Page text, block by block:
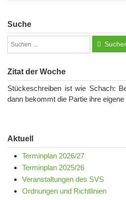
Suche
Zitat der Woche
Stückeschreiben ist wie Schach:
dann bekommt die Partie ihre eigene
Aktuell
Terminplan 2026/27
Terminplan 2025/26
Veranstaltungen des SVS
Ordnungen und Richtlinien